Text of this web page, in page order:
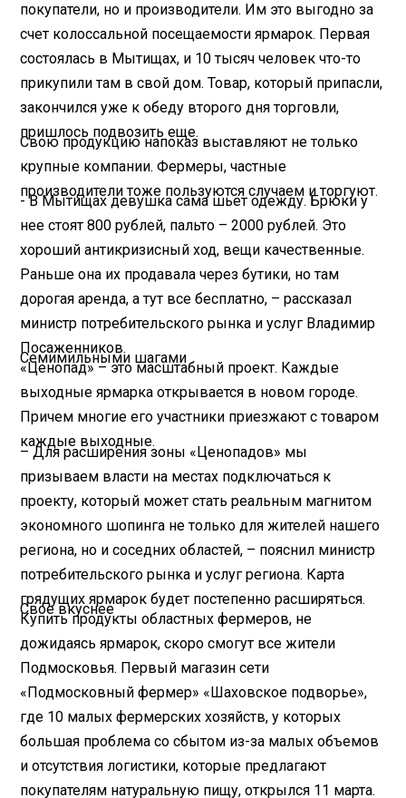
покупатели, но и производители. Им это выгодно за
счет колоссальной посещаемости ярмарок. Первая
состоялась в Мытищах, и 10 тысяч человек что-то
прикупили там в свой дом. Товар, который припасли,
закончился уже к обеду второго дня торговли,
пришлось подвозить еще.
Свою продукцию напоказ выставляют не только
крупные компании. Фермеры, частные
производители тоже пользуются случаем и торгуют.
- В Мытищах девушка сама шьет одежду. Брюки у
нее стоят 800 рублей, пальто – 2000 рублей. Это
хороший антикризисный ход, вещи качественные.
Раньше она их продавала через бутики, но там
дорогая аренда, а тут все бесплатно, – рассказал
министр потребительского рынка и услуг Владимир
Посаженников.
Семимильными шагами
«Ценопад» – это масштабный проект. Каждые
выходные ярмарка открывается в новом городе.
Причем многие его участники приезжают с товаром
каждые выходные.
– Для расширения зоны «Ценопадов» мы
призываем власти на местах подключаться к
проекту, который может стать реальным магнитом
экономного шопинга не только для жителей нашего
региона, но и соседних областей, – пояснил министр
потребительского рынка и услуг региона. Карта
грядущих ярмарок будет постепенно расширяться.
Свое вкуснее
Купить продукты областных фермеров, не
дожидаясь ярмарок, скоро смогут все жители
Подмосковья. Первый магазин сети
«Подмосковный фермер» «Шаховское подворье»,
где 10 малых фермерских хозяйств, у которых
большая проблема со сбытом из-за малых объемов
и отсутствия логистики, которые предлагают
покупателям натуральную пищу, открылся 11 марта.